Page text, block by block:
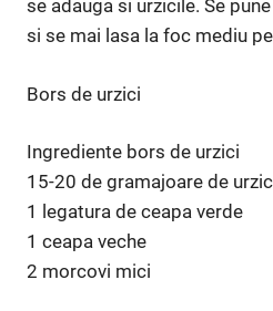
se adauga si urzicile. Se
si se mai lasa la foc mediu
Bors de urzici
Ingrediente bors de urzici
15-20 de gramajoare de
1 legatura de ceapa verde
1 ceapa veche
2 morcovi mici